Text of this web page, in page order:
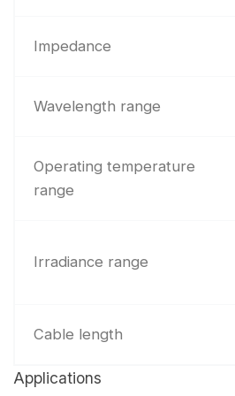
Impedance
Wavelength range
Operating temperature
range
Irradiance range
Cable length
Applications